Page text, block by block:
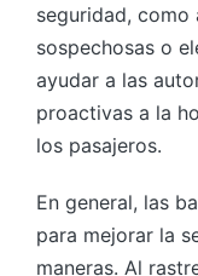
seguridad,
sospechosas o
ayudar a las
proactivas a la
los pasajeros.
En general, las
para mejorar la
maneras. Al